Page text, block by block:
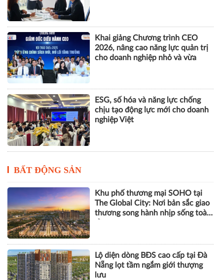
Khai giảng Chương trình CEO
2026, nâng cao năng lực quản trị
cho doanh nghiệp nhỏ và vừa
ESG, số hóa và năng lực chống
chịu tạo động lực mới cho doanh
nghiệp Việt
BẤT ĐỘNG SẢN
Khu phố thương mại SOHO tại
The Global City: Nơi bản sắc giao
thương song hành nhịp sống toàn
Lộ diện dòng BĐS cao cấp tại Đà
Nẵng lọt tầm ngắm giới thượng
lưu